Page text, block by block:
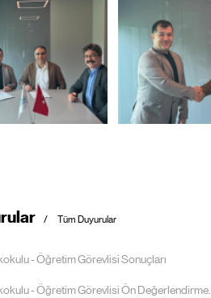
Tüm Duyurular
- Öğretim Görevlisi Sonuçları
- Öğretim Görevlisi Ön